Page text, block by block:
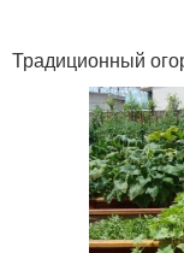
Традиционный